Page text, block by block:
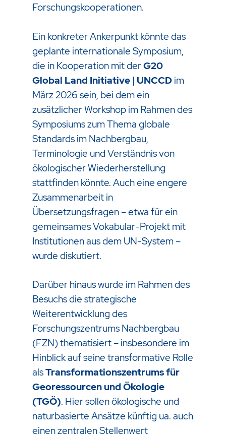
Forschungskooperationen.
Ein konkreter Ankerpunkt könnte das
geplante internationale Symposium,
die in Kooperation mit derG20
Global Land Initiative | UNCCD im
März 2026 sein, bei dem ein
zusätzlicher Workshop im Rahmen des
Symposiums zum Thema globale
Standards im Nachbergbau,
Terminologie und Verständnis von
ökologischer Wiederherstellung
stattfinden könnte. Auch eine engere
Zusammenarbeit in
Übersetzungsfragen – etwa für ein
gemeinsames Vokabular-Projekt mit
Institutionen aus dem UN-System –
wurde diskutiert.
Darüber hinaus wurde im Rahmen des
Besuchs die strategische
Weiterentwicklung des
Forschungszentrums Nachbergbau
(FZN) thematisiert – insbesondere im
Hinblick auf seine transformative Rolle
alsTransformationszentrums für
Georessourcen und Ökologie
(TGÖ). Hier sollen ökologische und
naturbasierte Ansätze künftig ua. auch
einen zentralen Stellenwert